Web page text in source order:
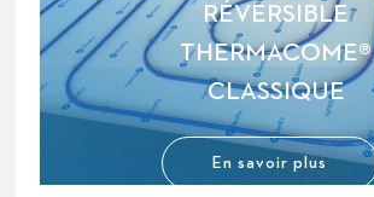
RÉVERSIBLE
THERMACOME®
CLASSIQUE
En savoir plus